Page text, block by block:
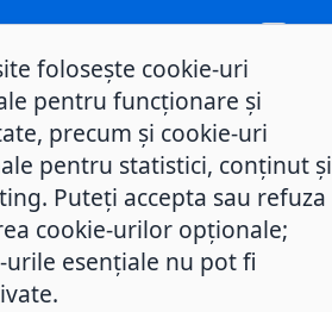
folosește cookie-uri
pentru funcționare și
precum și cookie-uri
pentru statistici, conținut și
Puteți accepta sau refuza
cookie-urilor opționale;
urile esențiale nu pot fi